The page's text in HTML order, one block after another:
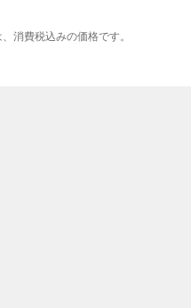
消費税込みの価格です。